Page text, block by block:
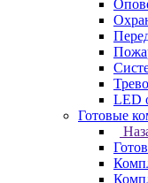
LED
Готовые